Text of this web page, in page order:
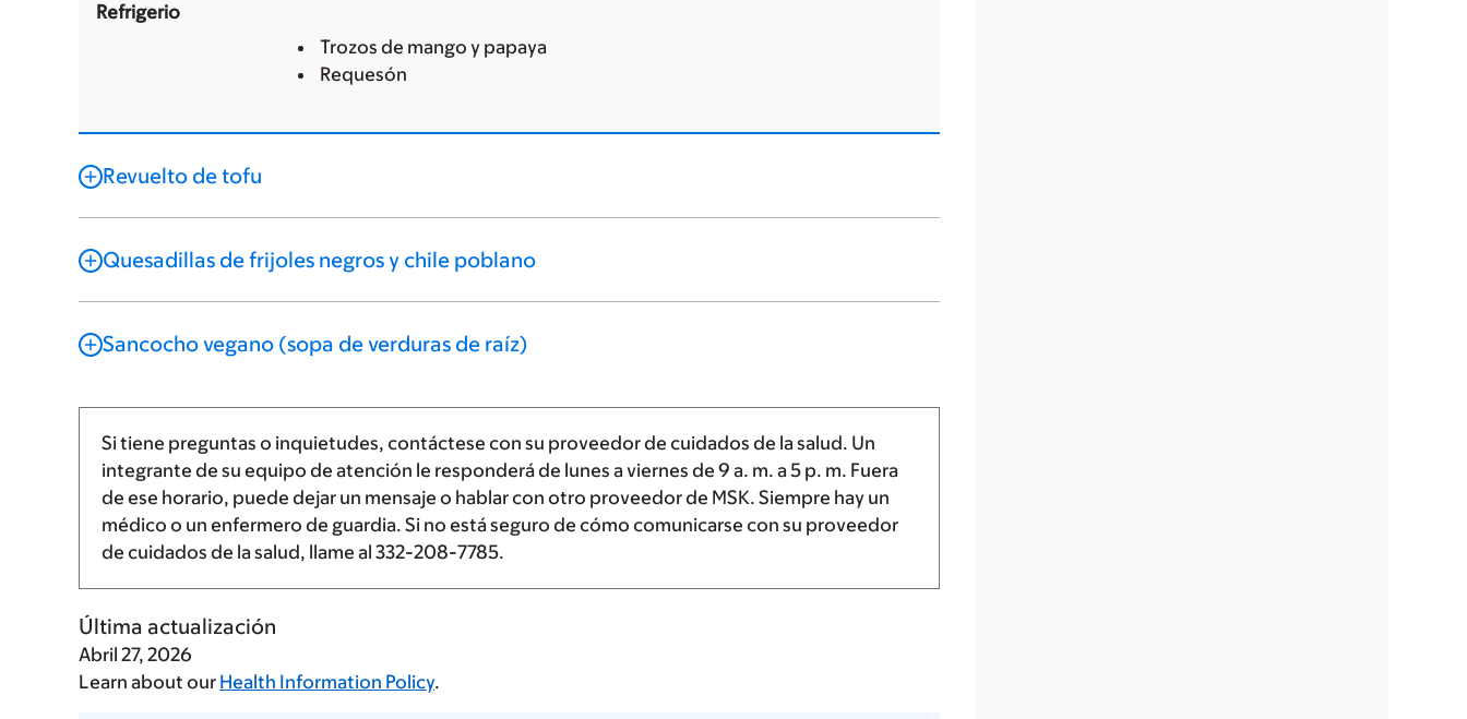
Refrigerio
Trozos de mango y papaya
Requesón
Revuelto de tofu
Quesadillas de frijoles negros y chile poblano
Sancocho vegano (sopa de verduras de raíz)
Si tiene preguntas o inquietudes, contáctese con su proveedor de cuidados de la salud. Un
integrante de su equipo de atención le responderá de lunes a viernes de 9 a. m. a5 p. m. Fuera
de ese horario, puede dejar un mensaje o hablar con otro proveedor de MSK. Siempre hay un
médico o un enfermero de guardia. Si no está seguro de cómo comunicarse con su proveedor
de cuidados de la salud, llame al 332-208-7785.
Última actualización
Abril 27, 2026
Learn about our Health Information Policy.